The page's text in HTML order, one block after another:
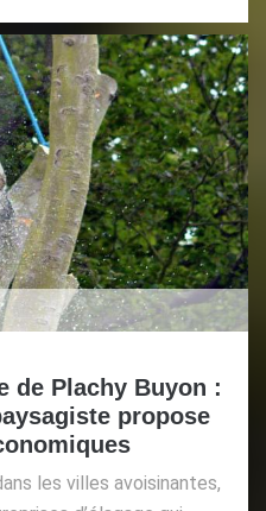
de Plachy Buyon :
propose
les villes avoisinantes,